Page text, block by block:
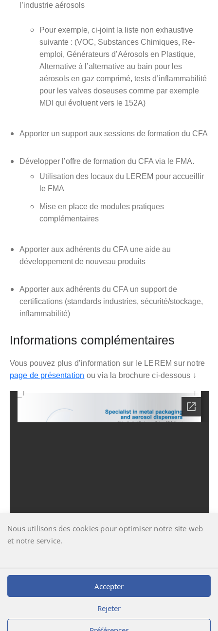
Nous utilisons des cookies pour optimiser notre site web
et notre service.
Accepter
Rejeter
l’industrie aérosols
Pour exemple, ci-joint la liste non exhaustive
suivante : (VOC, Substances Chimiques, Re-
emploi, Générateurs d’Aérosols en Plastique,
Alternative à l’alternative au bain pour les
aérosols en gaz comprimé, tests d’inflammabilité
pour les valves doseuses comme par exemple
MDI qui évoluent vers le 152A)
Apporter un support aux sessions de formation du CFA
Développer l’offre de formation du CFA via le FMA.
Utilisation des locaux du LEREM pour accueillir
le FMA
Mise en place de modules pratiques
complémentaires
Apporter aux adhérents du CFA une aide au
développement de nouveau produits
Apporter aux adhérents du CFA un support de
certifications (standards industries, sécurité/stockage,
inflammabilité)
Informations complémentaires
Vous pouvez plus d’information sur le LEREM sur notre
page de présentation ou via la brochure ci-dessous ↓
Télécharger [6.18 MB]